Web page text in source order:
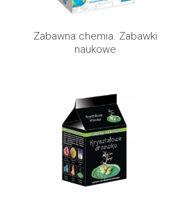
Zabawna chemia. Zabawki
naukowe